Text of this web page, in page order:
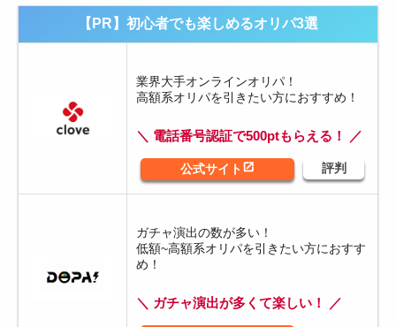
【PR】初心者でも楽しめるオリパ3選
業界大手オンラインオリパ！
高額系オリパを引きたい方におすすめ！
＼ 電話番号認証で500ptもらえる！ ／
ガチャ演出の数が多い！
低額~高額系オリパを引きたい方におすす
め！
＼ ガチャ演出が多くて楽しい！ ／